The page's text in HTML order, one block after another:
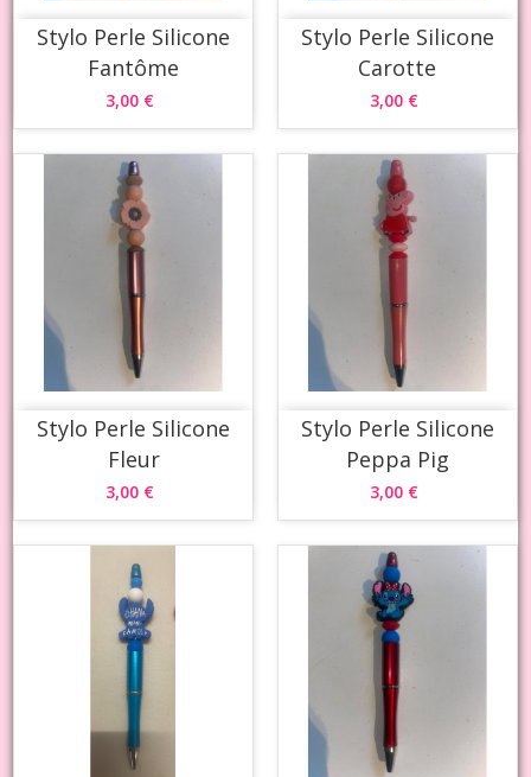
Stylo Perle Silicone
Fantôme
3,00 €
Stylo Perle Silicone
Carotte
3,00 €
Stylo Perle Silicone
Fleur
3,00 €
Stylo Perle Silicone
Peppa Pig
3,00 €